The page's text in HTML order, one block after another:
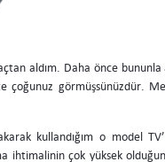
aldım. Daha önce
çoğunuz görmüşsünüzdür.
kullandığım o model
ihtimalinin çok yüksek